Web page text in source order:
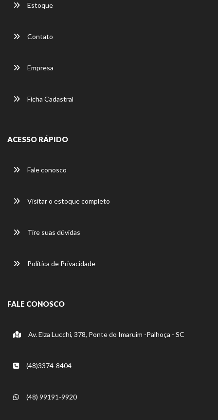
Estoque
Contato
Empresa
Ficha Cadastral
ACESSO RÁPIDO
Fale conosco
Visitar o estoque completo
Tire suas dúvidas
Política de Privacidade
FALE CONOSCO
Av. Elza Lucchi, 378, Ponte do Imaruim -Palhoça - SC
(48)3374-8404
(48) 99191-9920